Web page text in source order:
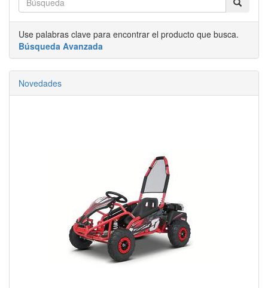
Use palabras clave para encontrar el producto que busca.
Búsqueda Avanzada
Novedades